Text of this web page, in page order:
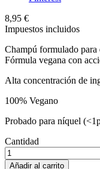
8,95 €
Impuestos incluidos
Champú formulado para
Fórmula vegana con
Alta concentración de
100% Vegano
Probado para níquel
Cantidad
Añadir al carrito